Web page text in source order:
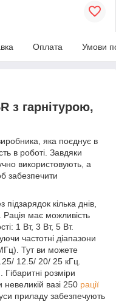
Оплата Умови
з гарнітурою,
яка поєднує в
в роботі. Завдяки
використовують, а
забезпечити
кілька днів,
має можливість
1 Вт, 3 Вт, 5 Вт.
частотні діапазони
Тут ви можете
12.5/ 20/ 25 кГц.
розміри
вазі 250 рації
приладу забезпечують